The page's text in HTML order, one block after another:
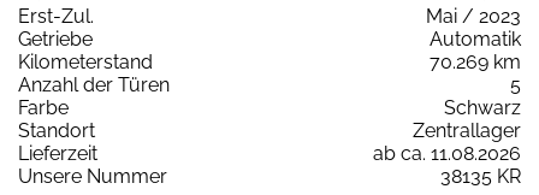
Erst-Zul.
Mai / 2023
Getriebe
Automatik
Kilometerstand
70.269 km
Anzahl der Türen
5
Farbe
Schwarz
Standort
Zentrallager
Lieferzeit
ab ca. 11.08.2026
Unsere Nummer
38135 KR